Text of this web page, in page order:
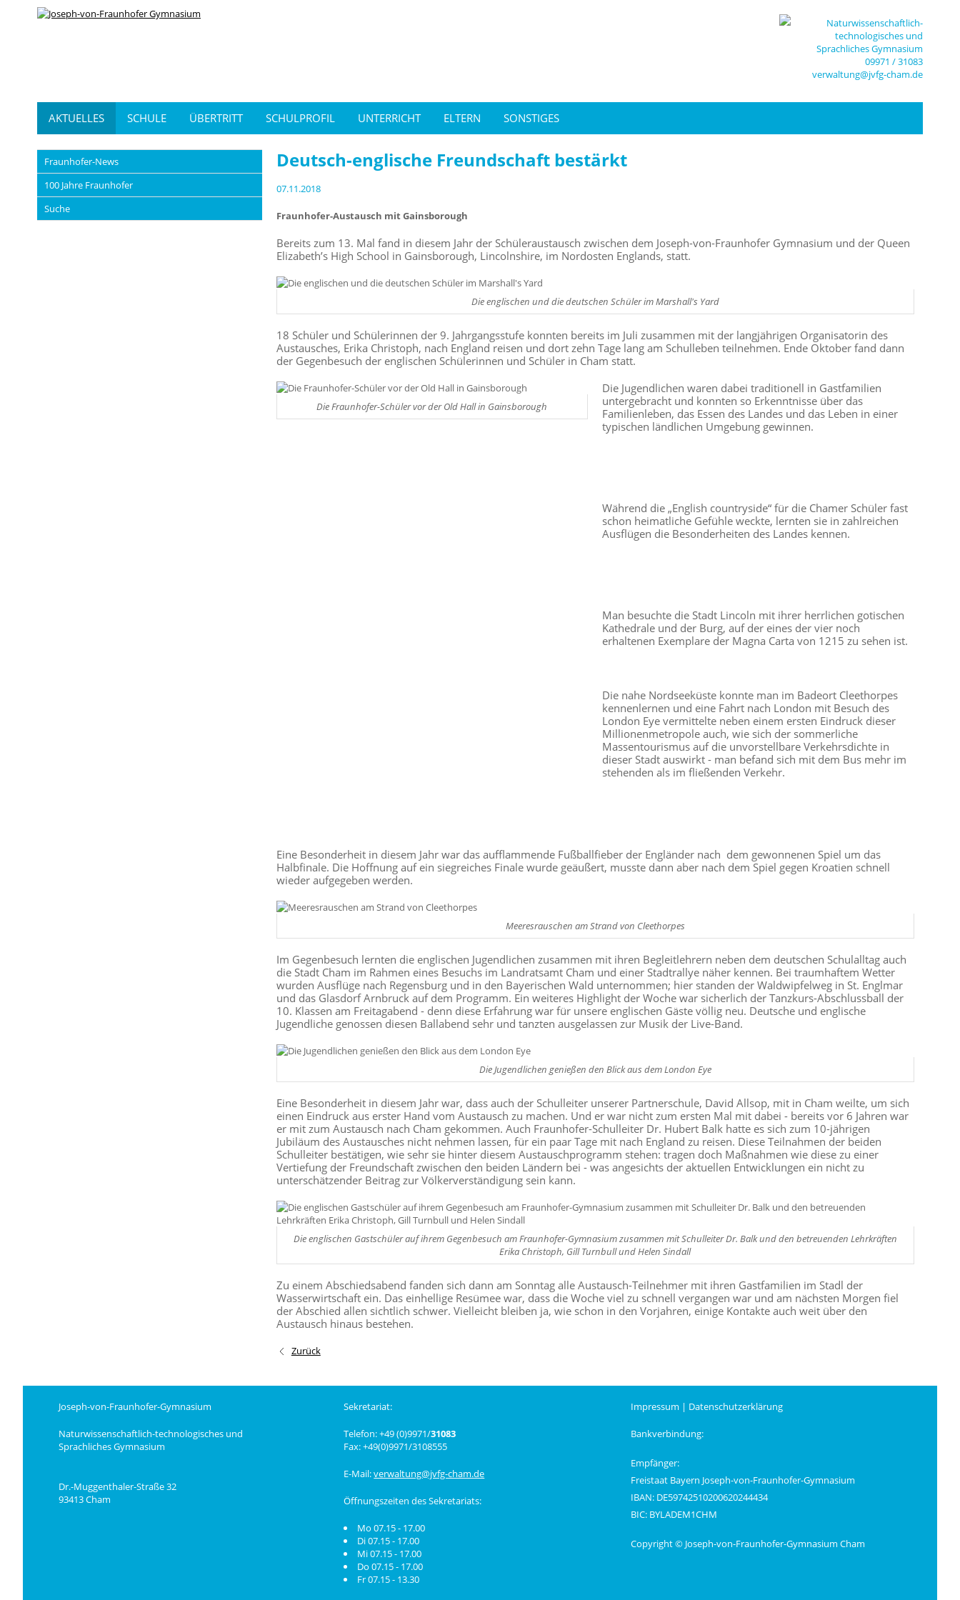
Naturwissenschaftlich-
technologisches und
Sprachliches Gymnasium
09971 / 31083
verwaltung@jvfg-cham.de
AKTUELLES SCHULE ÜBERTRITT SCHULPROFIL UNTERRICHT ELTERN SONSTIGES
Fraunhofer-News
100 Jahre Fraunhofer
Suche
Deutsch-englische Freundschaft bestärkt
07.11.2018
Fraunhofer-Austausch mit Gainsborough
Bereits zum 13. Mal fand in diesem Jahr der Schüleraustausch zwischen dem Joseph-von-Fraunhofer Gymnasium und der Queen
Elizabeth’s High School in Gainsborough, Lincolnshire, im Nordosten Englands, statt.
Die englischen und die deutschen Schüler im Marshall's Yard
18 Schüler und Schülerinnen der 9. Jahrgangsstufe konnten bereits im Juli zusammen mit der langjährigen Organisatorin des
Austausches, Erika Christoph, nach England reisen und dort zehn Tage lang am Schulleben teilnehmen. Ende Oktober fand dann
der Gegenbesuch der englischen Schülerinnen und Schüler in Cham statt.
Die Fraunhofer-Schüler vor der Old Hall in Gainsborough
Die Jugendlichen waren dabei traditionell in Gastfamilien
untergebracht und konnten so Erkenntnisse über das
Familienleben, das Essen des Landes und das Leben in einer
typischen ländlichen Umgebung gewinnen.
Während die „English countryside“ für die Chamer Schüler fast
schon heimatliche Gefühle weckte, lernten sie in zahlreichen
Ausflügen die Besonderheiten des Landes kennen.
Man besuchte die Stadt Lincoln mit ihrer herrlichen gotischen
Kathedrale und der Burg, auf der eines der vier noch
erhaltenen Exemplare der Magna Carta von 1215 zu sehen ist.
Die nahe Nordseeküste konnte man im Badeort Cleethorpes
kennenlernen und eine Fahrt nach London mit Besuch des
London Eye vermittelte neben einem ersten Eindruck dieser
Millionenmetropole auch, wie sich der sommerliche
Massentourismus auf die unvorstellbare Verkehrsdichte in
dieser Stadt auswirkt - man befand sich mit dem Bus mehr im
stehenden als im fließenden Verkehr.
Eine Besonderheit in diesem Jahr war das aufflammende Fußballfieber der Engländer nach dem gewonnenen Spiel um das
Halbfinale. Die Hoffnung auf ein siegreiches Finale wurde geäußert, musste dann aber nach dem Spiel gegen Kroatien schnell
wieder aufgegeben werden.
Meeresrauschen am Strand von Cleethorpes
Im Gegenbesuch lernten die englischen Jugendlichen zusammen mit ihren Begleitlehrern neben dem deutschen Schulalltag auch
die Stadt Cham im Rahmen eines Besuchs im Landratsamt Cham und einer Stadtrallye näher kennen. Bei traumhaftem Wetter
wurden Ausflüge nach Regensburg und in den Bayerischen Wald unternommen; hier standen der Waldwipfelweg in St. Englmar
und das Glasdorf Arnbruck auf dem Programm. Ein weiteres Highlight der Woche war sicherlich der Tanzkurs-Abschlussball der
10. Klassen am Freitagabend - denn diese Erfahrung war für unsere englischen Gäste völlig neu. Deutsche und englische
Jugendliche genossen diesen Ballabend sehr und tanzten ausgelassen zur Musik der Live-Band.
Die Jugendlichen genießen den Blick aus dem London Eye
Eine Besonderheit in diesem Jahr war, dass auch der Schulleiter unserer Partnerschule, David Allsop, mit in Cham weilte, um sich
einen Eindruck aus erster Hand vom Austausch zu machen. Und er war nicht zum ersten Mal mit dabei - bereits vor 6 Jahren war
er mit zum Austausch nach Cham gekommen. Auch Fraunhofer-Schulleiter Dr. Hubert Balk hatte es sich zum 10-jährigen
Jubiläum des Austausches nicht nehmen lassen, für ein paar Tage mit nach England zu reisen. Diese Teilnahmen der beiden
Schulleiter bestätigen, wie sehr sie hinter diesem Austauschprogramm stehen: tragen doch Maßnahmen wie diese zu einer
Vertiefung der Freundschaft zwischen den beiden Ländern bei - was angesichts der aktuellen Entwicklungen ein nicht zu
unterschätzender Beitrag zur Völkerverständigung sein kann.
Die englischen Gastschüler auf ihrem Gegenbesuch am Fraunhofer-Gymnasium zusammen mit Schulleiter Dr. Balk und den betreuenden Lehrkräften
Erika Christoph, Gill Turnbull und Helen Sindall
Zu einem Abschiedsabend fanden sich dann am Sonntag alle Austausch-Teilnehmer mit ihren Gastfamilien im Stadl der
Wasserwirtschaft ein. Das einhellige Resümee war, dass die Woche viel zu schnell vergangen war und am nächsten Morgen fiel
der Abschied allen sichtlich schwer. Vielleicht bleiben ja, wie schon in den Vorjahren, einige Kontakte auch weit über den
Austausch hinaus bestehen.
Zurück
Joseph-von-Fraunhofer-Gymnasium
Naturwissenschaftlich-technologisches und
Sprachliches Gymnasium
Dr.-Muggenthaler-Straße 32
93413 Cham
Sekretariat:
Telefon: +49 (0)9971/31083
Fax: +49(0)9971/3108555
E-Mail:verwaltung@jvfg-cham.de
Öffnungszeiten des Sekretariats:
Mo 07.15 - 17.00
Di 07.15 - 17.00
Mi 07.15 - 17.00
Do 07.15 - 17.00
Fr 07.15 - 13.30
Impressum | Datenschutzerklärung
Bankverbindung:
Empfänger:
Freistaat Bayern Joseph-von-Fraunhofer-Gymnasium
IBAN: DE59742510200620244434
BIC: BYLADEM1CHM
Copyright © Joseph-von-Fraunhofer-Gymnasium Cham